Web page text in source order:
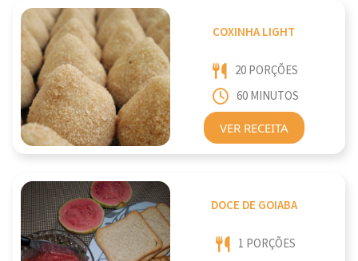
COXINHA LIGHT
20 PORÇÕES
60 MINUTOS
VER RECEITA
DOCE DE GOIABA
1 PORÇÕES